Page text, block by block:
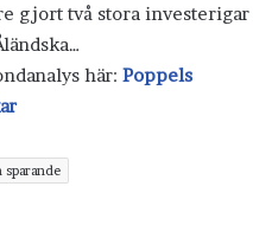
gjort två stora investerigar
här: Poppels